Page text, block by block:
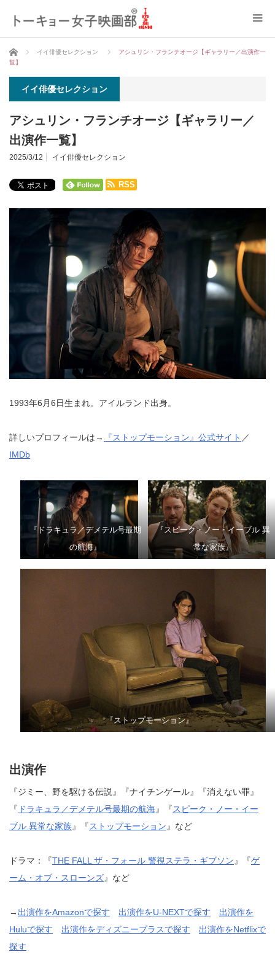
ホーム イイ俳優セレクション
アシュリン・フランチオージ【ギャラリー／出演作一
覧】
イイ俳優セレクション
アシュリン・フランチオージ【ギャラリー／
出演作一覧】
2025/3/12 イイ俳優セレクション
RSS
1993年6月6日生まれ。アイルランド出身。
詳しいプロフィールは→ 『ストップモーション』公式サイト ／
IMDb
『ドラキュラ／デメテル号最期
の航海』
『スピーク・ノー・イーブル 異
常な家族』
『ストップモーション』
出演作
『ジミー、野を駆ける伝説』『ナイチンゲール』『消えない罪』
『 ドラキュラ／デメテル号最期の航海』『スピーク・ノー・イー
ブル 異常な家族』『ストップモーション 』など
ドラマ：『THE FALL ザ・フォール 警視ステラ・ギブソン 』『ゲ
ーム・オブ・スローンズ』など
→ 出演作をAmazonで探す 出演作をU-NEXTで探す
出演作を
Huluで探す
出演作をディズニープラスで探す
出演作をNetflixで
探す